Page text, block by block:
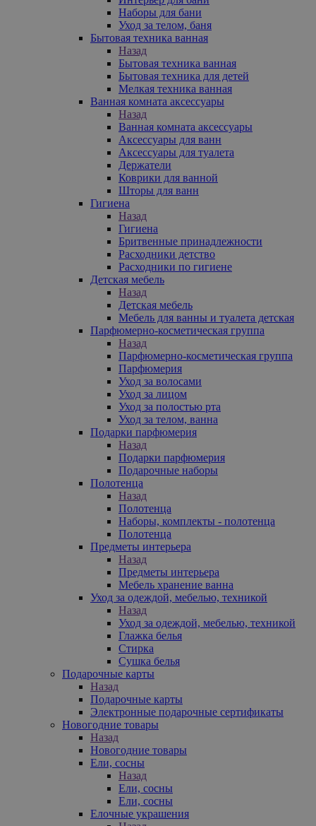
Наборы для бани
Уход за телом, баня
Бытовая техника ванная
Назад
Бытовая техника ванная
Бытовая техника для детей
Мелкая техника ванная
Ванная комната аксессуары
Назад
Ванная комната аксессуары
Аксессуары для ванн
Аксессуары для туалета
Держатели
Коврики для ванной
Шторы для ванн
Гигиена
Назад
Гигиена
Бритвенные принадлежности
Расходники детство
Расходники по гигиене
Детская мебель
Назад
Детская мебель
Мебель для ванны и туалета детская
Парфюмерно-косметическая группа
Назад
Парфюмерно-косметическая группа
Парфюмерия
Уход за волосами
Уход за лицом
Уход за полостью рта
Уход за телом, ванна
Подарки парфюмерия
Назад
Подарки парфюмерия
Подарочные наборы
Полотенца
Назад
Полотенца
Наборы, комплекты - полотенца
Полотенца
Предметы интерьера
Назад
Предметы интерьера
Мебель хранение ванна
Уход за одеждой, мебелью, техникой
Назад
Уход за одеждой, мебелью, техникой
Глажка белья
Стирка
Сушка белья
Подарочные карты
Назад
Подарочные карты
Электронные подарочные сертификаты
Новогодние товары
Назад
Новогодние товары
Ели, сосны
Назад
Ели, сосны
Ели, сосны
Елочные украшения